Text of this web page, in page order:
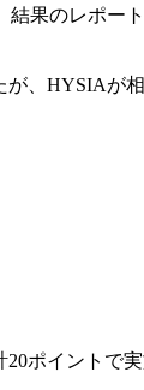
果のレポ
、HYSIAが
ポイント